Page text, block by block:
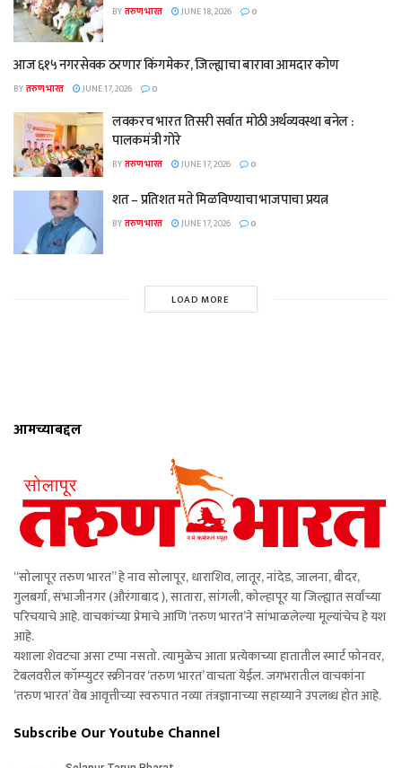
BYतरुण भारत JUNE 18, 2026 0
आज ६१५ नगरसेवक ठरणार किंगमेकर, जिल्ह्याचा बारावा आमदार कोण
BYतरुण भारत JUNE 17, 2026 0
लवकरच भारत तिसरी सर्वात मोठी अर्थव्यवस्था बनेल :
पालकमंत्री गोरे
BYतरुण भारत JUNE 17, 2026 0
शत – प्रतिशत मते मिळविण्याचा भाजपाचा प्रयत्न
BYतरुण भारत JUNE 17, 2026 0
LOAD MORE
आमच्याबद्दल
“सोलापूर तरुण भारत” हे नाव सोलापूर, धाराशिव, लातूर, नांदेड, जालना, बीदर,
गुलबर्गा, संभाजीनगर (औरंगाबाद ), सातारा, सांगली, कोल्हापूर या जिल्ह्यात सर्वांच्या
परिचयाचे आहे. वाचकांच्या प्रेमाचे आणि ‘तरुण भारत’ने सांभाळलेल्या मूल्यांचेच हे यश
आहे.
यशाला शेवटचा असा टप्पा नसतो. त्यामुळेच आता प्रत्येकाच्या हातातील स्मार्ट फोनवर,
टेबलवरील कॉम्प्युटर स्क्रीनवर ‘तरुण भारत’ वाचता येईल. जगभरातील वाचकांना
‘तरुण भारत’ वेब आवृत्तीच्या स्वरुपात नव्या तंत्रज्ञानाच्या सहाय्याने उपलब्ध होत आहे.
Subscribe Our Youtube Channel